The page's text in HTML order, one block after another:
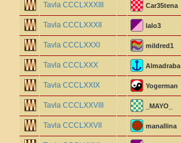
Tavla CCCLXXXIII Car35tena
Tavla CCCLXXXII lalo3
Tavla CCCLXXXI mildred1
Tavla CCCLXXX Almadraba
Tavla CCCLXXIX Yogerman
Tavla CCCLXXVIII _MAYO_
Tavla CCCLXXVII manallina